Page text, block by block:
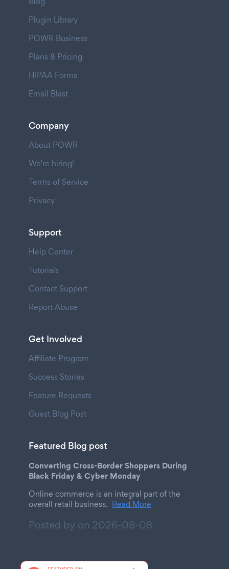
Plugin Library
POWR Business
Plans & Pricing
HIPAA Forms
Email Blast
Company
About POWR
We're hiring!
Terms of Service
Privacy
Support
Help Center
Tutorials
Contact Support
Report Abuse
Get Involved
Affiliate Program
Success Stories
Feature Requests
Guest Blog Post
Featured Blog post
Converting Cross-Border Shoppers During
Black Friday & Cyber Monday
Online commerce is an integral part of the
overall retail business. Read More
Posted by on 2026-08-08